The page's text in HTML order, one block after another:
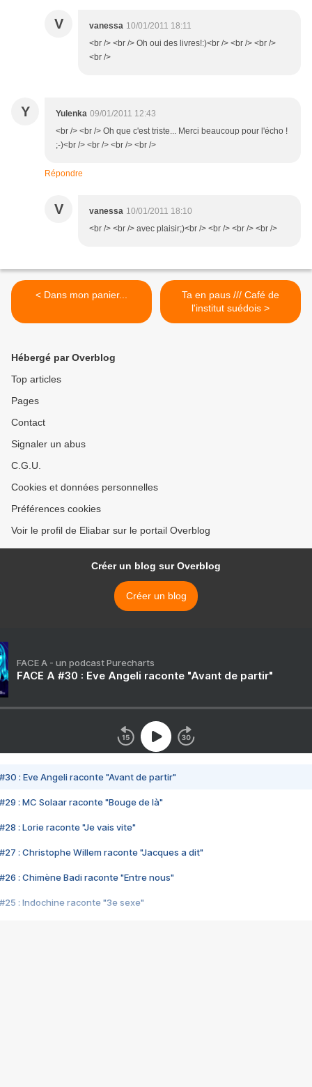
V vanessa 10/01/2011 18:11
<br /> <br /> Oh oui des livres!:)<br /> <br /> <br />
<br />
Y Yulenka 09/01/2011 12:43
<br /> <br /> Oh que c'est triste... Merci beaucoup pour l'écho !
;-)<br /> <br /> <br /> <br />
Répondre
V vanessa 10/01/2011 18:10
<br /> <br /> avec plaisir;)<br /> <br /> <br /> <br />
< Dans mon panier...
Ta en paus /// Café de
l'institut suédois >
Hébergé par Overblog
Top articles
Pages
Contact
Signaler un abus
C.G.U.
Cookies et données personnelles
Préférences cookies
Voir le profil de Eliabar sur le portail Overblog
Créer un blog sur Overblog
Créer un blog
FACE A - un podcast Purecharts
FACE A #30 : Eve Angeli raconte "Avant de partir"
#30 : Eve Angeli raconte "Avant de partir"
#29 : MC Solaar raconte "Bouge de là"
#28 : Lorie raconte "Je vais vite"
#27 : Christophe Willem raconte "Jacques a dit"
#26 : Chimène Badi raconte "Entre nous"
#25 : Indochine raconte "3e sexe"